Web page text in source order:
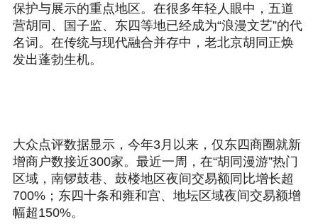
保护与展示的重点地区。在很多年轻人眼中，五道
营胡同、国子监、东四等地已经成为“浪漫文艺”的代
名词。在传统与现代融合并存中，老北京胡同正焕
发出蓬勃生机。
大众点评数据显示，今年3月以来，仅东四商圈就新
增商户数接近300家。最近一周，在“胡同漫游”热门
区域，南锣鼓巷、鼓楼地区夜间交易额同比增长超
700%；东四十条和雍和宫、地坛区域夜间交易额增
幅超150%。